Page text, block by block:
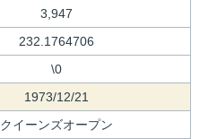
3,947
232.1764706
\0
1973/12/21
クイーンズオープン